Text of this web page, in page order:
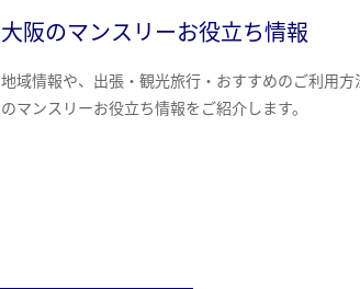
大阪のマンスリーお役立ち情報
地域情報や、出張・観光旅行・おすすめのご利用方
のマンスリーお役立ち情報をご紹介します。